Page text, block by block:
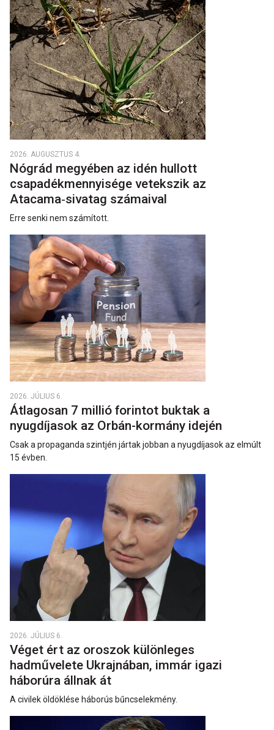
2026. AUGUSZTUS 4.
Nógrád megyében az idén hullott
csapadékmennyisége vetekszik az
Atacama‑sivatag számaival
Erre senki nem számított.
2026. JÚLIUS 6.
Átlagosan 7 millió forintot buktak a
nyugdíjasok az Orbán-kormány idején
Csak a propaganda szintjén jártak jobban a nyugdíjasok az elmúlt
15 évben.
2026. JÚLIUS 6.
Véget ért az oroszok különleges
hadművelete Ukrajnában, immár igazi
háborúra állnak át
A civilek öldöklése háborús bűncselekmény.